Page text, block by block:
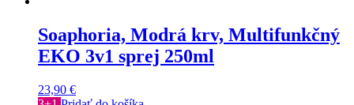
Soaphoria, Modrá krv, Multifunkčný
EKO 3v1 sprej 250ml
23,90 €